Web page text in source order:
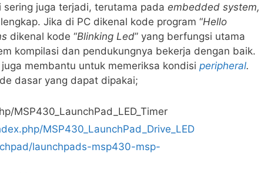
juga terjadi, terutama pada embedded system,
Jika di PC dikenal kode program “Hello
dikenal kode “Blinking Led” yang berfungsi utama
kompilasi dan pendukungnya bekerja dengan baik.
membantu untuk memeriksa kondisi peripheral.
dasar yang dapat dipakai;
MSP430_LaunchPad_LED_Timer
MSP430_LaunchPad_Drive_LED
launchpads-msp430-msp-